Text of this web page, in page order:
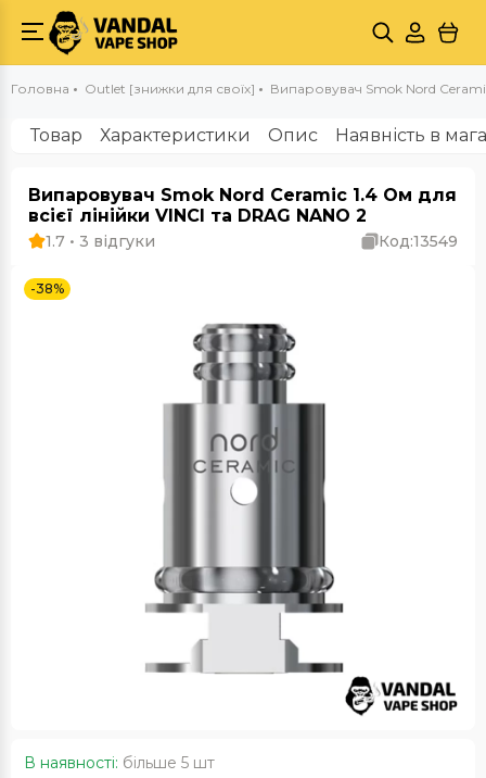
Головна Outlet [знижки для своїх] Випаровувач Smok Nord
Товар Характеристики Опис Наявність в
Випаровувач Smok Nord Ceramic 1.4 Ом для
всієї лінійки VINCI та DRAG NANO 2
1.7 • 3 відгуки Код:13549
-38%
В наявності: більше 5 шт